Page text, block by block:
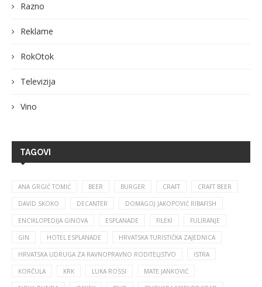
Razno
Reklame
RokOtok
Televizija
Vino
TAGOVI
ANA GRGIĆ TOMIĆ BEER BURGER CRAFT CRAFT BEER
DAVID SKOKO DECANTER DOMAGOJ JAKOPOVIĆ RIBAFISH
ENCIKLOPEDIJA GINOVA ESPLANADE FILEKI FULIRANJE
GIN HOTEL ESPLANADE HRVATSKA TURISTIČKA ZAJEDNICA
HRVATSKA UDRUGA ZA RAVNOPRAVNO RODITELJSTVO ISTRA
KORČULA KRK LUKA ROSSI MATE JANKOVIĆ